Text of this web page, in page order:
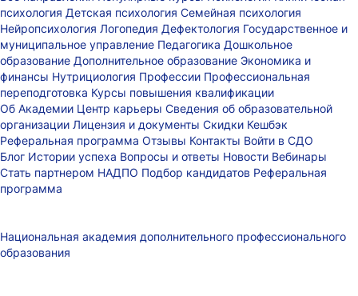
психология Детская психология Семейная психология
Нейропсихология Логопедия Дефектология Государственное и
муниципальное управление Педагогика Дошкольное
образование Дополнительное образование Экономика и
финансы Нутрициология Профессии Профессиональная
переподготовка Курсы повышения квалификации
Об Академии Центр карьеры Сведения об образовательной
организации Лицензия и документы Скидки Кешбэк
Реферальная программа Отзывы Контакты Войти в СДО
Блог Истории успеха Вопросы и ответы Новости Вебинары
Стать партнером НАДПО Подбор кандидатов Реферальная
программа
Национальная академия дополнительного профессионального
образования